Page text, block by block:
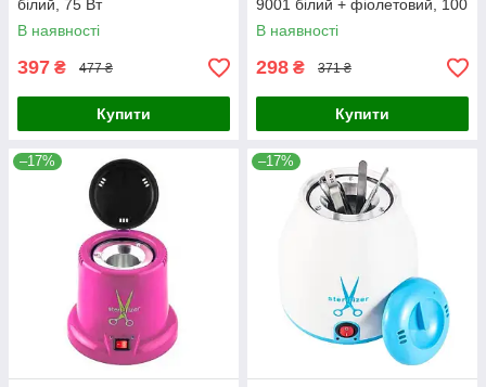
білий, 75 Вт
В наявності
397 ₴ 477 ₴
Купити
9001 білий + фіолетовий, 100
Вт
В наявності
298 ₴ 371 ₴
Купити
–17% –17%